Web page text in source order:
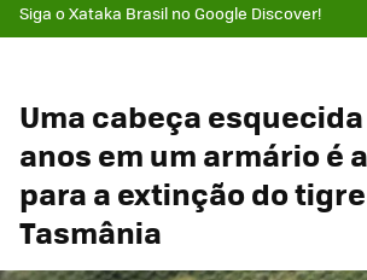
Siga o Xataka Brasil no Google Discover!
Uma cabeça esquecida
anos em um armário é
para a extinção do
Tasmânia